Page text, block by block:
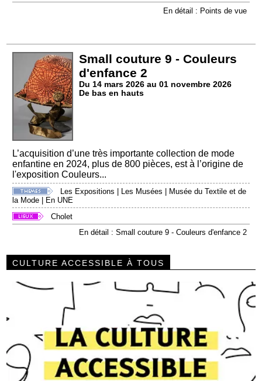
En détail : Points de vue
Small couture 9 - Couleurs
d'enfance 2
Du 14 mars 2026 au 01 novembre 2026
De bas en hauts
L’acquisition d’une très importante collection de mode
enfantine en 2024, plus de 800 pièces, est à l’origine de
l'exposition Couleurs...
Les Expositions Les Musées
Musée du Textile et de
la Mode
En UNE
Cholet
En détail : Small couture 9 - Couleurs d'enfance 2
CULTURE ACCESSIBLE À TOUS